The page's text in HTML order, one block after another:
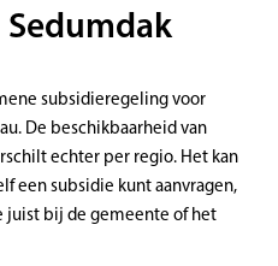
subsidieregeling voor
De beschikbaarheid van
echter per regio. Het kan
een subsidie kunt aanvragen,
bij de gemeente of het